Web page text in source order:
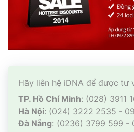
Hãy liên hệ iDNA để được tư
TP. Hồ Chí Minh: (028) 3911
Hà Nội: (024) 3222 2535 -
Đà Nẵng: (0236) 3799 599 -